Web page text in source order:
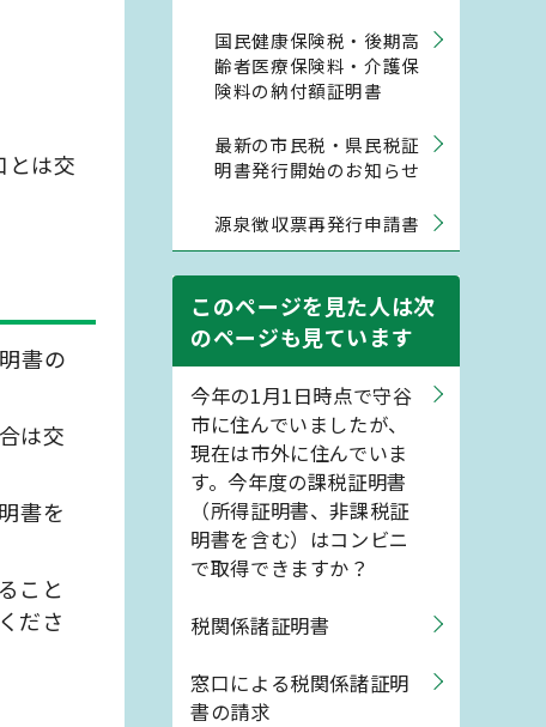
とは交
書の
は交
書を
こと
ださ
国民健康保険税・後期高
齢者医療保険料・介護保
険料の納付額証明書
最新の市民税・県民税証
明書発行開始のお知らせ
源泉徴収票再発行申請書
このページを見た人は次
のページも見ています
今年の1月1日時点で守谷
市に住んでいましたが、
現在は市外に住んでいま
す。今年度の課税証明書
（所得証明書、非課税証
明書を含む）はコンビニ
で取得できますか？
税関係諸証明書
窓口による税関係諸証明
書の請求